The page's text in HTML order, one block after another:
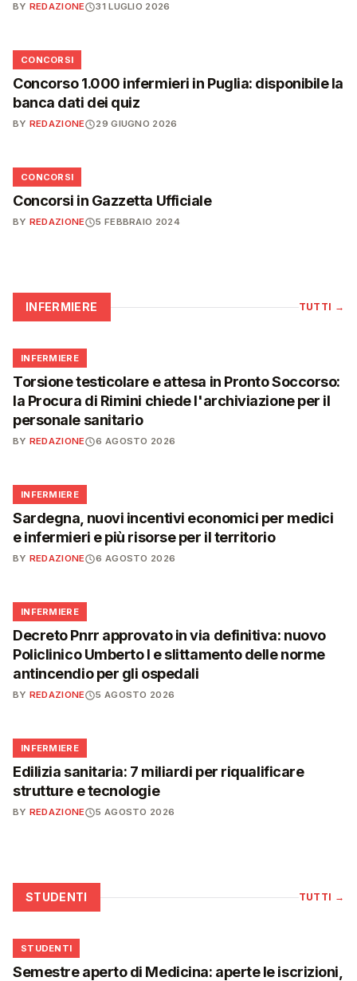
BY REDAZIONE 31 LUGLIO 2026
📋
CONCORSI
Concorso 1.000 infermieri in Puglia: disponibile la
banca dati dei quiz
BY REDAZIONE 29 GIUGNO 2026
📋
CONCORSI
Concorsi in Gazzetta Ufficiale
BY REDAZIONE 5 FEBBRAIO 2024
INFERMIERE TUTTI →
🩺
INFERMIERE
Torsione testicolare e attesa in Pronto Soccorso:
la Procura di Rimini chiede l'archiviazione per il
personale sanitario
BY REDAZIONE 6 AGOSTO 2026
🩺
INFERMIERE
Sardegna, nuovi incentivi economici per medici
e infermieri e più risorse per il territorio
BY REDAZIONE 6 AGOSTO 2026
🩺
INFERMIERE
Decreto Pnrr approvato in via definitiva: nuovo
Policlinico Umberto I e slittamento delle norme
antincendio per gli ospedali
BY REDAZIONE 5 AGOSTO 2026
🩺
INFERMIERE
Edilizia sanitaria: 7 miliardi per riqualificare
strutture e tecnologie
BY REDAZIONE 5 AGOSTO 2026
STUDENTI TUTTI →
🎓
STUDENTI
Semestre aperto di Medicina: aperte le iscrizioni,